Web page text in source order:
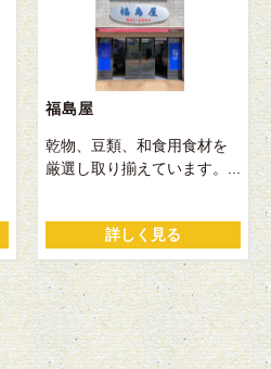
福島屋
乾物、豆類、和食用食材を
厳選し取り揃えています。...
詳しく見る